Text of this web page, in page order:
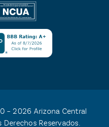
– 2026 Arizona Central
Reservados.